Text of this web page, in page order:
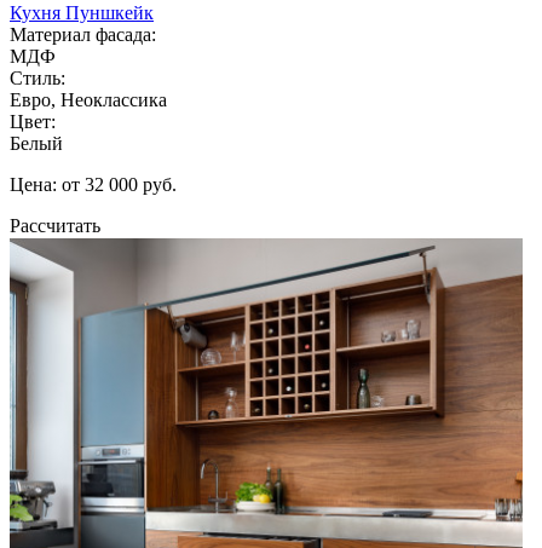
Кухня Пуншкейк
Материал фасада:
МДФ
Стиль:
Евро, Неоклассика
Цвет:
Белый
Цена: от 32 000 руб.
Рассчитать